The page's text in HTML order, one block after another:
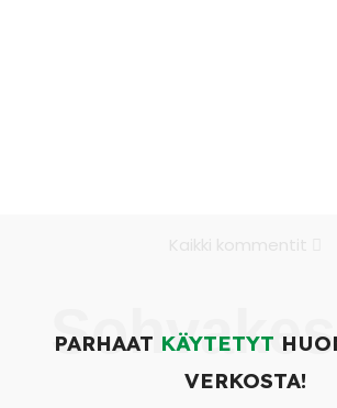
PARHAAT KÄYTETYT
VERKOSTA!